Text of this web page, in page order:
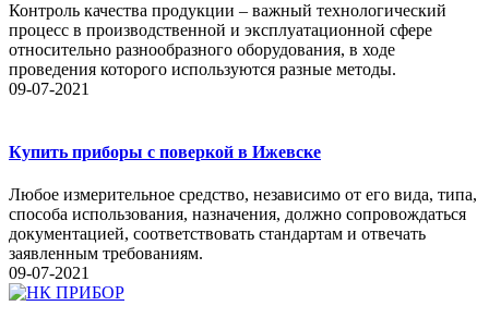
Контроль качества продукции – важный технологический
процесс в производственной и эксплуатационной сфере
относительно разнообразного оборудования, в ходе
проведения которого используются разные методы.
09-07-2021
Купить приборы с поверкой в Ижевске
Любое измерительное средство, независимо от его вида, типа,
способа использования, назначения, должно сопровождаться
документацией, соответствовать стандартам и отвечать
заявленным требованиям.
09-07-2021